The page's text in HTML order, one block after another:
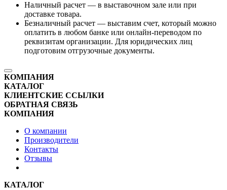
Наличный расчет — в выставочном зале или при
доставке товара.
Безналичный расчет — выставим счет, который можно
оплатить в любом банке или онлайн-переводом по
реквизитам организации. Для юридических лиц
подготовим отгрузочные документы.
КОМПАНИЯ
КАТАЛОГ
КЛИЕНТСКИЕ ССЫЛКИ
ОБРАТНАЯ СВЯЗЬ
КОМПАНИЯ
О компании
Производители
Контакты
Отзывы
КАТАЛОГ